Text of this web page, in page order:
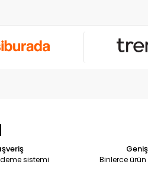
sistemi Binlerce